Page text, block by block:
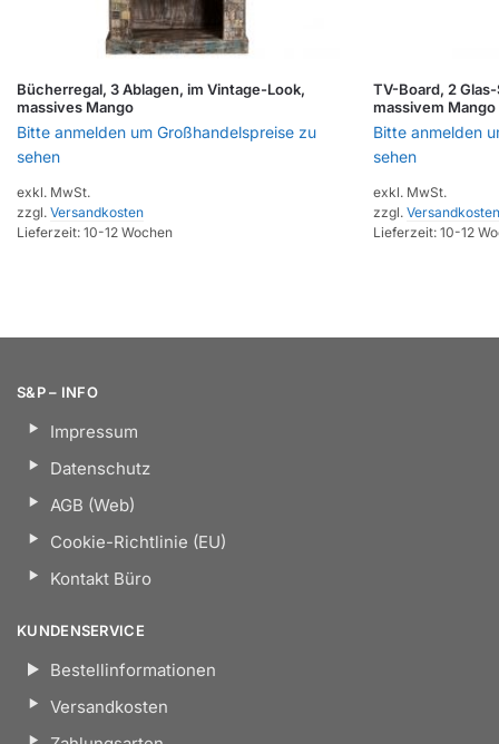
Bücherregal, 3 Ablagen, im Vintage-Look,
massives Mango
Bitte anmelden um Großhandelspreise zu
sehen
exkl. MwSt.
zzgl. Versandkosten
Lieferzeit: 10-12 Wochen
TV-Board, 2
massivem Mango
Bitte anmelden
sehen
exkl. MwSt.
zzgl. Versandkosten
Lieferzeit: 10-12
S&P – INFO
Impressum
Datenschutz
AGB (Web)
Cookie-Richtlinie (EU)
Kontakt Büro
KUNDENSERVICE
Bestellinformationen
Versandkosten